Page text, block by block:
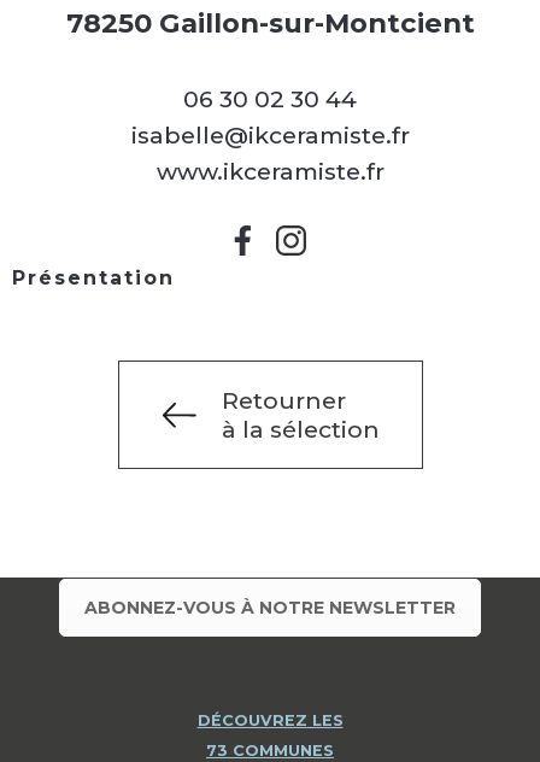
78250 Gaillon-sur-Montcient
06 30 02 30 44
isabelle@ikceramiste.fr
www.ikceramiste.fr
Présentation
Retourner
à la sélection
ABONNEZ-VOUS À NOTRE NEWSLETTER
DÉCOUVREZ LES
73 COMMUNES